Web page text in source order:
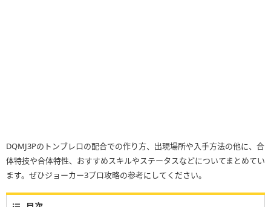
DQMJ3Pのトンブレロの配合での作り方、出現場所や入手方法の他に、合
体特技や合体特性、おすすめスキルやステータスなどについてまとめてい
ます。ぜひジョーカー3プロ攻略の参考にしてください。